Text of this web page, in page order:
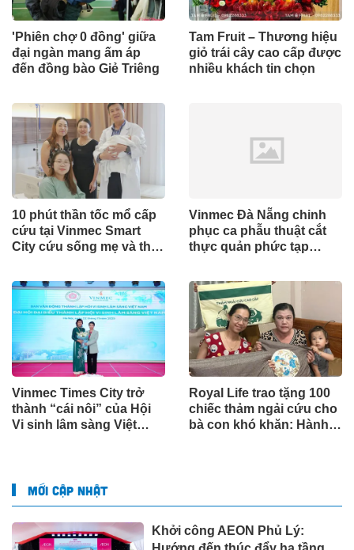
'Phiên chợ 0 đồng' giữa
đại ngàn mang ấm áp
đến đồng bào Giẻ Triêng
Tam Fruit – Thương hiệu
giỏ trái cây cao cấp được
nhiều khách tin chọn
10 phút thần tốc mổ cấp
cứu tại Vinmec Smart
City cứu sống mẹ và thai
Vinmec Đà Nẵng chinh
phục ca phẫu thuật cắt
thực quản phức tạp
Ngoại Tiêu hoá
Vinmec Times City trở
thành “cái nôi” của Hội
Vi sinh lâm sàng Việt
Royal Life trao tặng 100
chiếc thảm ngải cứu cho
bà con khó khăn: Hành
MỚI CẬP NHẬT
Khởi công AEON Phủ Lý: